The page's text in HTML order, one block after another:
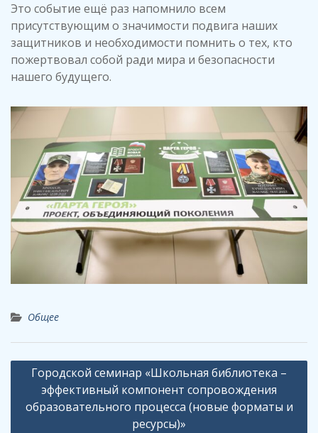
Это событие ещё раз напомнило всем
присутствующим о значимости подвига наших
защитников и необходимости помнить о тех, кто
пожертвовал собой ради мира и безопасности
нашего будущего.
Общее
Навигация
записям
Городской семинар «Школьная библиотека –
эффективный компонент сопровождения
образовательного процесса (новые форматы и
ресурсы)»